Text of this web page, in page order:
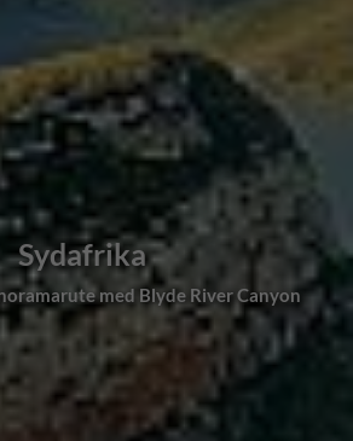
Sydafrika
med Blyde River Canyon